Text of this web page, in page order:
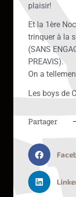
plaisir!
Et la 1ère
trinquer à la
(SANS
PREAVIS).
On a
Les boys de
Partager